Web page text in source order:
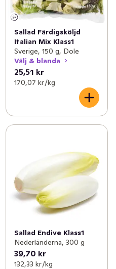
Sallad Färdigsköljd
Italian Mix Klass1
Sverige, 150 g, Dole
Välj & blanda
25,51 kr
170,07 kr /kg
Sallad Endive Klass1
Nederländerna, 300 g
39,70 kr
132,33 kr /kg